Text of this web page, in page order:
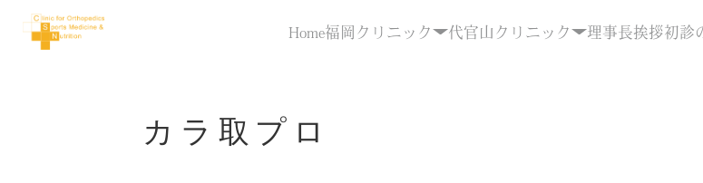
Home福岡クリニック 代官山クリニック 理事長挨拶初診
カラ取プロ